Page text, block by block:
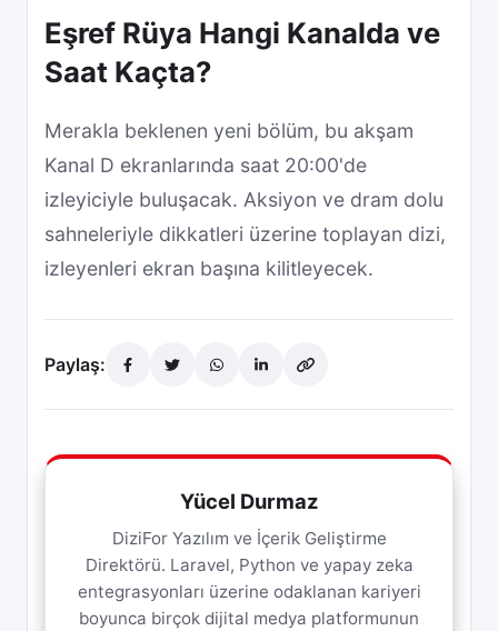
Eşref Rüya Hangi Kanalda ve
Saat Kaçta?
Merakla beklenen yeni bölüm, bu akşam
Kanal D ekranlarında saat 20:00'de
izleyiciyle buluşacak. Aksiyon ve dram dolu
sahneleriyle dikkatleri üzerine toplayan dizi,
izleyenleri ekran başına kilitleyecek.
Paylaş:
Yücel Durmaz
DiziFor Yazılım ve İçerik Geliştirme
Direktörü. Laravel, Python ve yapay zeka
entegrasyonları üzerine odaklanan kariyeri
boyunca birçok dijital medya platformunun